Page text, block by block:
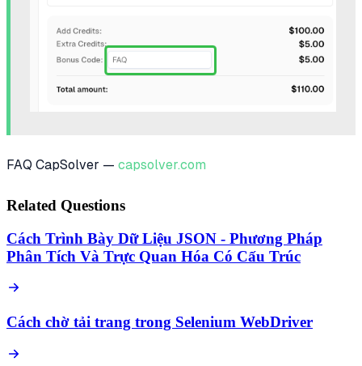
FAQ CapSolver — capsolver.com
Related Questions
Cách Trình Bày Dữ Liệu JSON - Phương Pháp
Phân Tích Và Trực Quan Hóa Có Cấu Trúc
Cách chờ tải trang trong Selenium WebDriver